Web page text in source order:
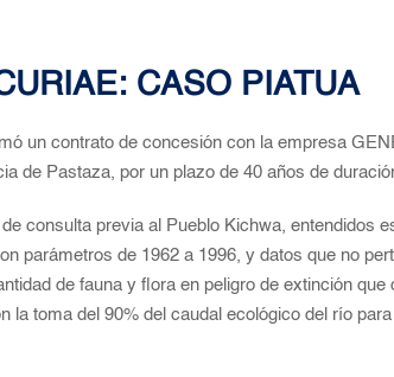
CASO PIATUA
un contrato de concesión con la empresa
de Pastaza, por un plazo de 40 años de
consulta previa al Pueblo Kichwa, entendidos
parámetros de 1962 a 1996, y datos que no
de fauna y flora en peligro de extinción
toma del 90% del caudal ecológico del río